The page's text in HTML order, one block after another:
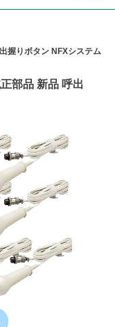
握りボタン NFXシステム
部品 新品 呼出